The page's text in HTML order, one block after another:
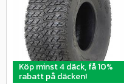
Köp minst 4 däck, få 10%
rabatt på däcken!